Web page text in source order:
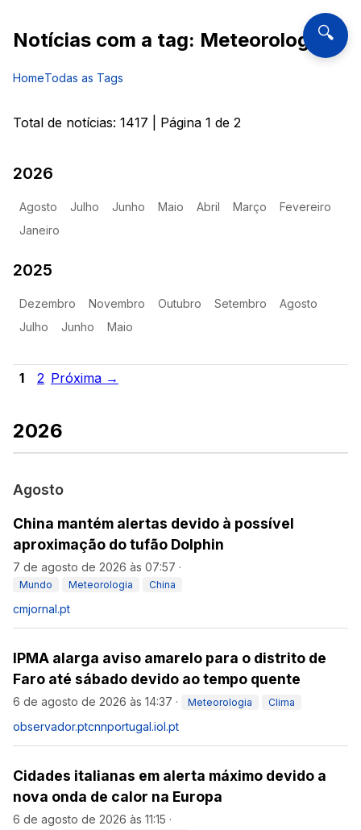
🔍
Notícias com a tag: Meteorologia
HomeTodas as Tags
Total de notícias: 1417 | Página 1 de 2
2026
Agosto Julho Junho Maio Abril Março
Fevereiro
Janeiro
2025
Dezembro Novembro Outubro Setembro
Agosto
Julho
Junho Maio
1 2 Próxima →
2026
Agosto
China mantém alertas devido à possível
aproximação do tufão Dolphin
7 de agosto de 2026 às 07:57 ·
Mundo Meteorologia China
cmjornal.pt
IPMA alarga aviso amarelo para o distrito de
Faro até sábado devido ao tempo quente
6 de agosto de 2026 às 14:37 · Meteorologia Clima
observador.ptcnnportugal.iol.pt
Cidades italianas em alerta máximo devido a
nova onda de calor na Europa
6 de agosto de 2026 às 11:15 ·